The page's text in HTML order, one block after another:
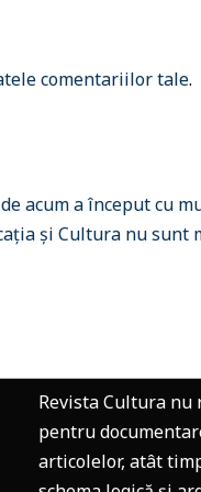
comentariilor tale.
acum a început cu
și Cultura nu sunt
Revista Cultura
pentru
articolelor, atât